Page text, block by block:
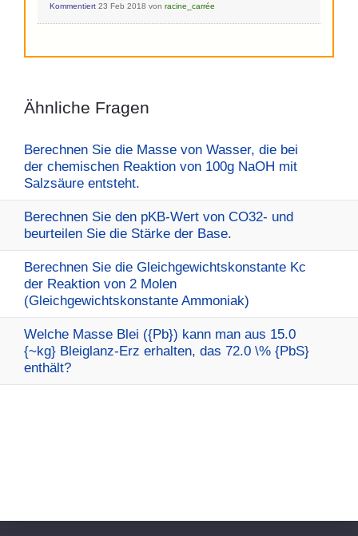
Kommentiert 23 Feb 2018 von racine_carrée
Ähnliche Fragen
Berechnen Sie die Masse von Wasser, die bei
der chemischen Reaktion von 100g NaOH mit
Salzsäure entsteht.
Berechnen Sie den pKB-Wert von CO32- und
beurteilen Sie die Stärke der Base.
Berechnen Sie die Gleichgewichtskonstante Kc
der Reaktion von 2 Molen
(Gleichgewichtskonstante Ammoniak)
Welche Masse Blei ({Pb}) kann man aus 15.0
{~kg} Bleiglanz-Erz erhalten, das 72.0 \% {PbS}
enthält?